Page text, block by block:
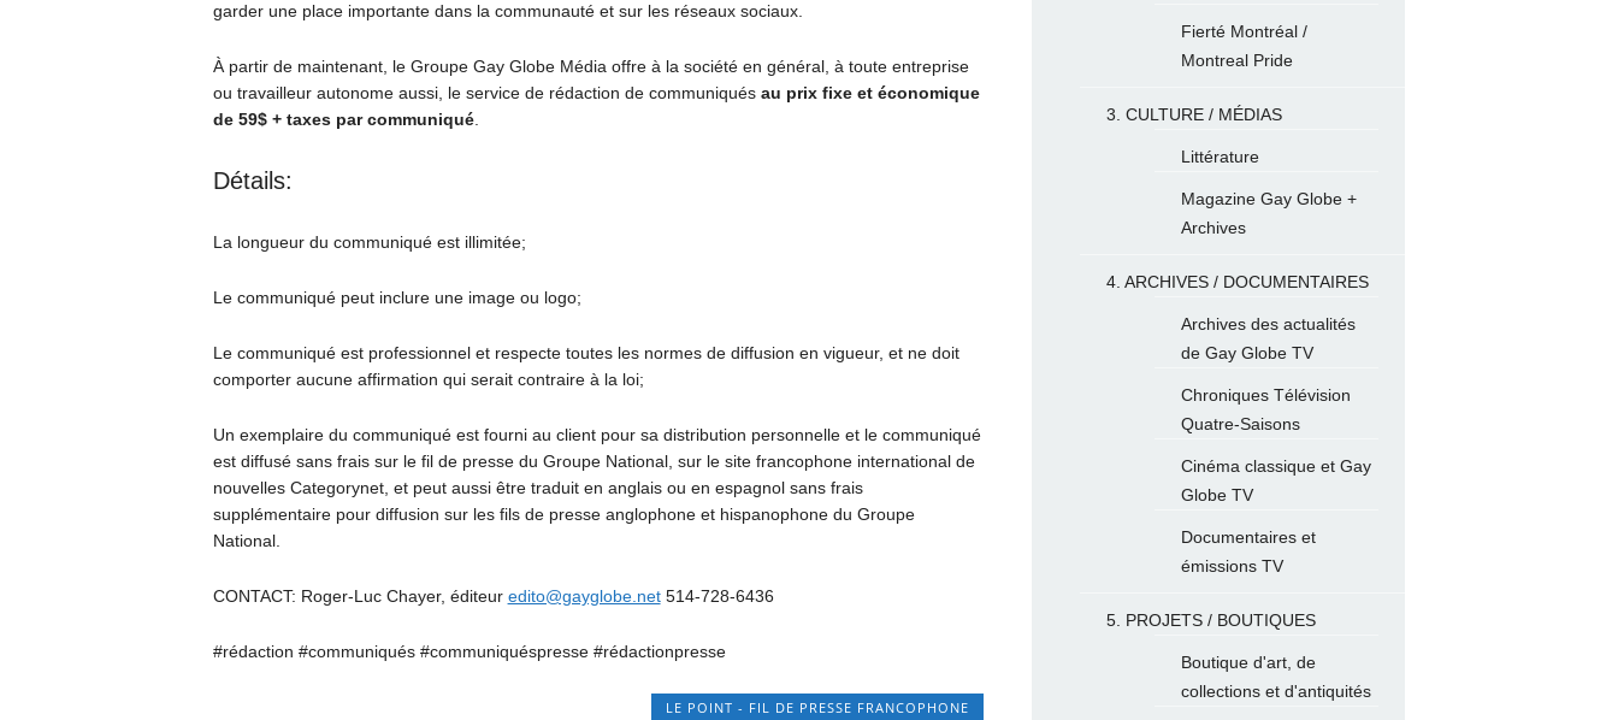
garder une place importante dans la communauté et sur les réseaux sociaux.
À partir de maintenant, le Groupe Gay Globe Média offre à la société en général, à toute entreprise
ou travailleur autonome aussi, le service de rédaction de communiqués au prix fixe et économique
de 59$ + taxes par communiqué.
Détails:
La longueur du communiqué est illimitée;
Le communiqué peut inclure une image ou logo;
Le communiqué est professionnel et respecte toutes les normes de diffusion en vigueur, et ne doit
comporter aucune affirmation qui serait contraire à la loi;
Un exemplaire du communiqué est fourni au client pour sa distribution personnelle et le communiqué
est diffusé sans frais sur le fil de presse du Groupe National, sur le site francophone international de
nouvelles Categorynet, et peut aussi être traduit en anglais ou en espagnol sans frais
supplémentaire pour diffusion sur les fils de presse anglophone et hispanophone du Groupe
National.
CONTACT: Roger-Luc Chayer, éditeur edito@gayglobe.net514-728-6436
#rédaction #communiqués #communiquéspresse #rédactionpresse
LE POINT - FIL DE PRESSE FRANCOPHONE
Fierté Montréal /
Montreal Pride
3. CULTURE / MÉDIAS
Littérature
Magazine Gay Globe +
Archives
4. ARCHIVES / DOCUMENTAIRES
Archives des actualités
de Gay Globe TV
Chroniques Télévision
Quatre-Saisons
Cinéma classique et Gay
Globe TV
Documentaires et
émissions TV
5. PROJETS / BOUTIQUES
Boutique d'art, de
collections et d'antiquités